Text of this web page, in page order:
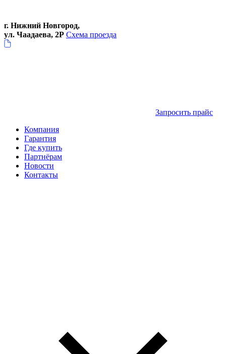
г. Нижний Новгород,
ул. Чаадаева, 2Р Схема проезда
Запросить прайс
Компания
Гарантия
Где купить
Партнёрам
Новости
Контакты